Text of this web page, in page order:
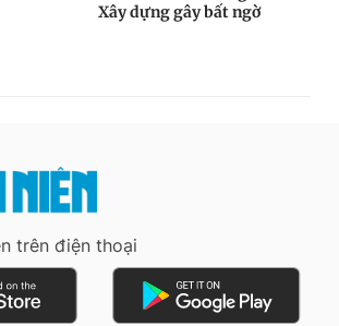
trên điện thoại